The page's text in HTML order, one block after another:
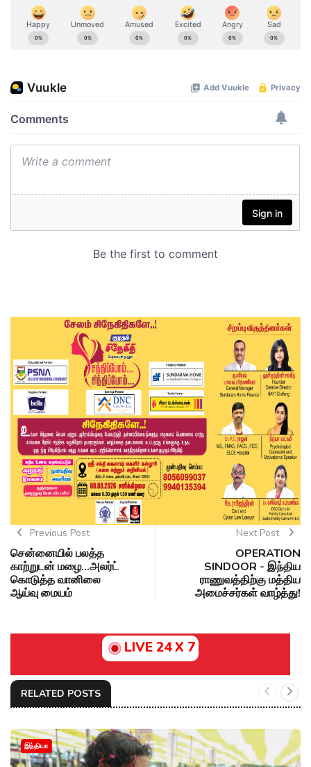
Previous Post
சென்னையில் பலத்த
காற்றுடன் மழை...அலர்ட்
கொடுத்த வானிலை
ஆய்வு மையம்
Next Post
OPERATION
SINDOOR - இந்திய
ராணுவத்திற்கு மத்திய
அமைச்சர்கள் வாழ்த்து!
LIVE 24 X 7
RELATED POSTS
இந்தியா